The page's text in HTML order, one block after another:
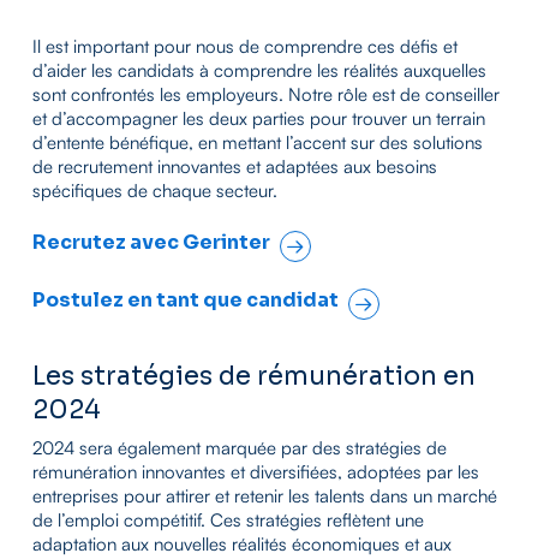
Il est important pour nous de comprendre ces défis et
d’aider les candidats à comprendre les réalités auxquelles
sont confrontés les employeurs. Notre rôle est de conseiller
et d’accompagner les deux parties pour trouver un terrain
d’entente bénéfique, en mettant l’accent sur des solutions
de recrutement innovantes et adaptées aux besoins
spécifiques de chaque secteur.
Recrutez avec Gerinter
Postulez en tant que candidat
Les stratégies de rémunération en
2024
2024 sera également marquée par des stratégies de
rémunération innovantes et diversifiées, adoptées par les
entreprises pour attirer et retenir les talents dans un marché
de l’emploi compétitif. Ces stratégies reflètent une
adaptation aux nouvelles réalités économiques et aux